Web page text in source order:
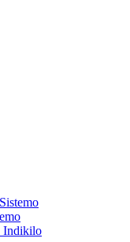
Indikilo